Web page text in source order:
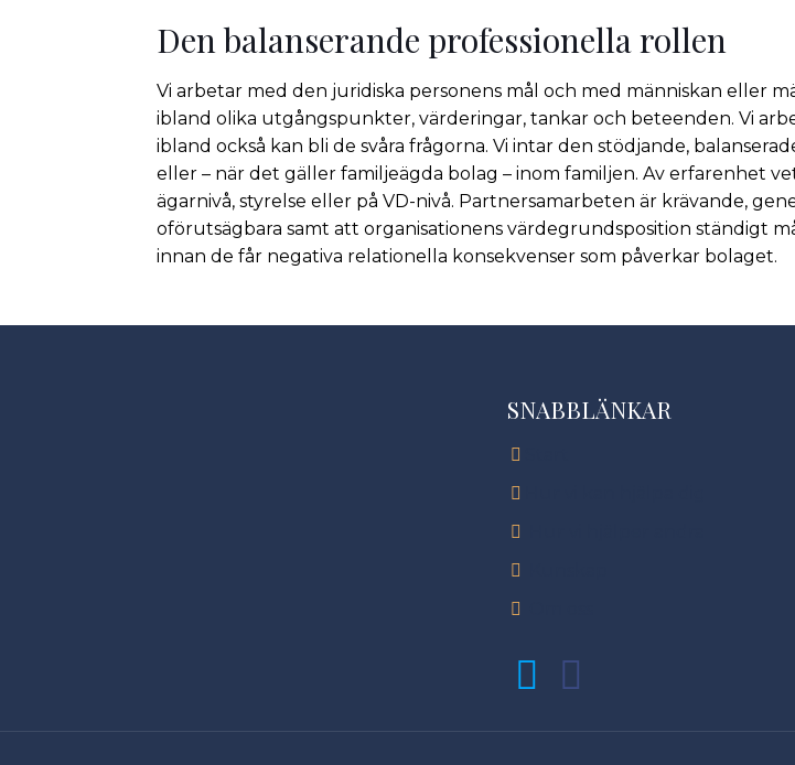
Den balanserande professionella rollen
Vi arbetar med den juridiska personens mål och med människan eller
ibland olika utgångspunkter, värderingar, tankar och beteenden. Vi
ibland också kan bli de svåra frågorna. Vi intar den stödjande,
eller – när det gäller familjeägda bolag – inom familjen. Av erfarenhet
ägarnivå, styrelse eller på VD-nivå. Partnersamarbeten är krävande,
oförutsägbara samt att organisationens värdegrundsposition ständigt
innan de får negativa relationella konsekvenser som påverkar bolaget.
SNABBLÄNKAR